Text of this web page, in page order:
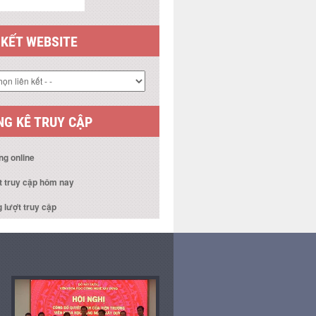
WEBSITE
KÊ TRUY CẬP
online
truy cập hôm nay
lượt truy cập